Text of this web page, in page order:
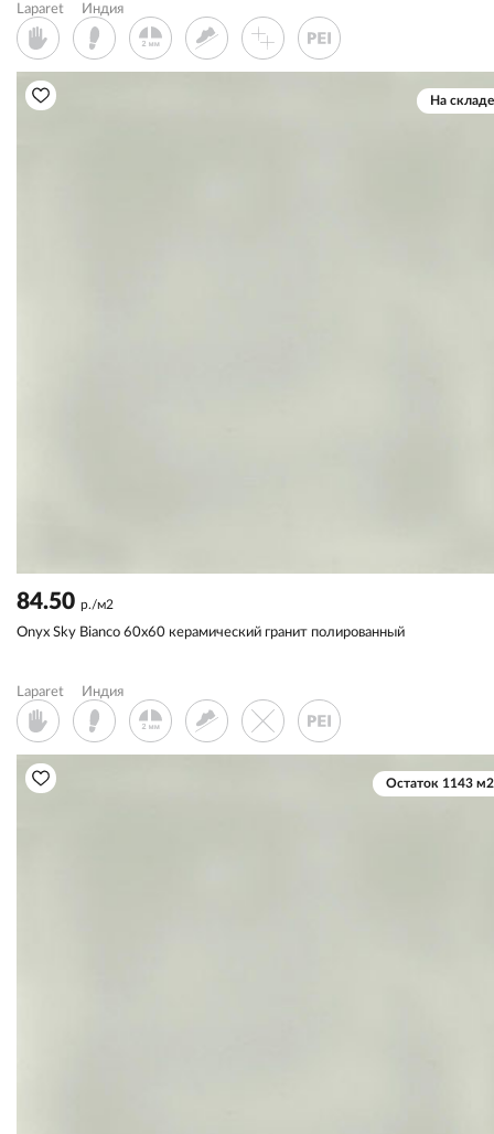
Laparet Индия
На складе
84.50 р./м2
Onyx Sky Bianco 60x60 керамический гранит полированный
Laparet Индия
Остаток 1143 м2